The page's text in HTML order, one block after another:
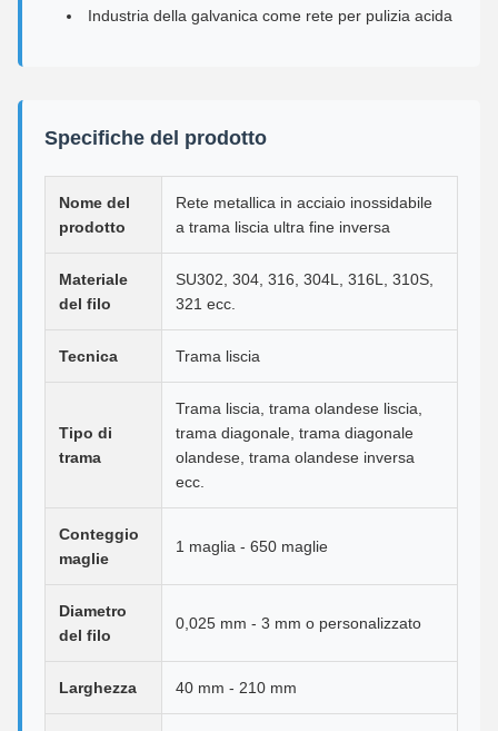
Industria della galvanica come rete per pulizia acida
Specifiche del prodotto
Nome del
prodotto
Rete metallica in acciaio inossidabile
a trama liscia ultra fine inversa
Materiale
del filo
SU302, 304, 316, 304L, 316L, 310S,
321 ecc.
Tecnica Trama liscia
Tipo di
trama
Trama liscia, trama olandese liscia,
trama diagonale, trama diagonale
olandese, trama olandese inversa
ecc.
Conteggio
maglie
1 maglia - 650 maglie
Diametro
del filo
0,025 mm - 3 mm o personalizzato
Larghezza 40 mm - 210 mm